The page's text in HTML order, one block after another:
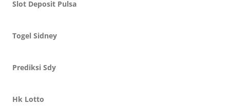
Slot Deposit Pulsa
Togel Sidney
Prediksi Sdy
Hk Lotto